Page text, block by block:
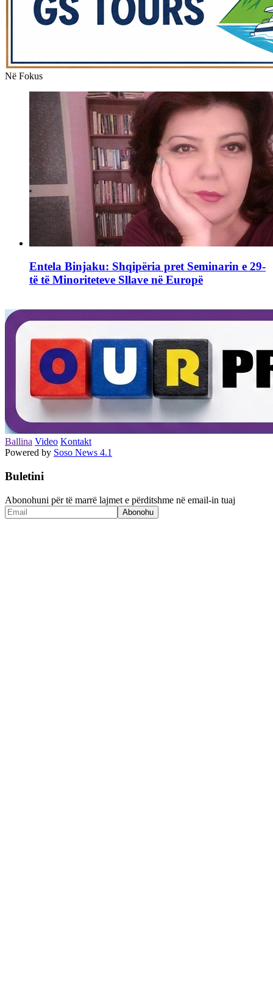
Në Fokus
Entela Binjaku: Shqipëria pret Seminarin e 29-
të të Minoriteteve Sllave në Europë
Ballina Video Kontakt
Powered by Soso News 4.1
Buletini
Abonohuni për të marrë lajmet e përditshme në email-in tuaj
Abonohu